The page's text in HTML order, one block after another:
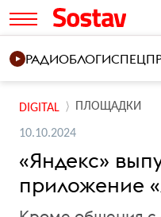
РАДИОБЛОГИ
DIGITAL ПЛОЩАДКИ
10.10.2024
«Яндекс»
приложение